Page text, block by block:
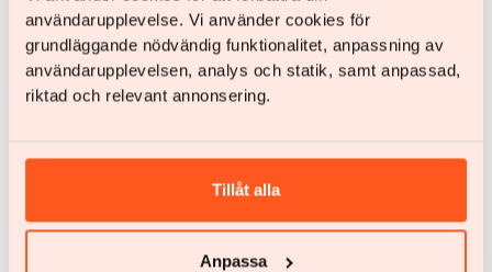
användarupplevelse. Vi använder cookies för
grundläggande nödvändig funktionalitet, anpassning av
användarupplevelsen, analys och statik, samt anpassad,
riktad och relevant annonsering.
Tillåt alla
Anpassa
Neem de injectie